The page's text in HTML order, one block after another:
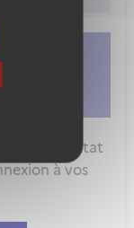
est pas
devez
compte
par l'Etat
à vos